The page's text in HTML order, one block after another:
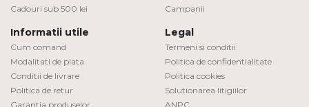
Cadouri sub 500 lei
Campanii
Informatii utile
Cum comand
Modalitati de plata
Conditii de livrare
Politica de retur
Garantia produselor
Legal
Termeni si conditii
Politica de confidentialitate
Politica cookies
Solutionarea litigiilor
ANPC